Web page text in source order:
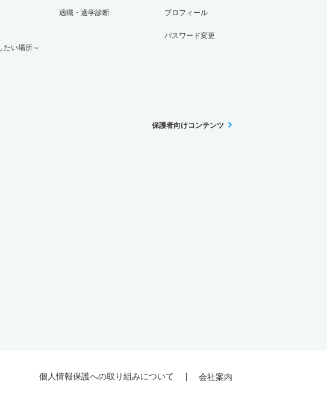
たい場所～
適職・適学診断 プロフィール
パスワード変更
保護者向けコンテンツ
個人情報保護への取り組みについて 会社案内